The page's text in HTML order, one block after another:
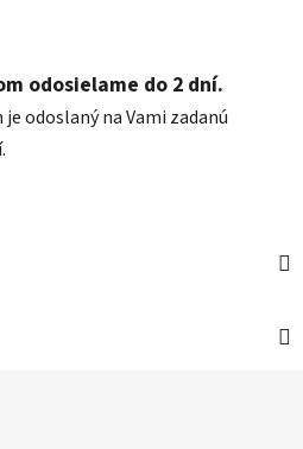
odosielame do 2 dní.
odoslaný na Vami zadanú